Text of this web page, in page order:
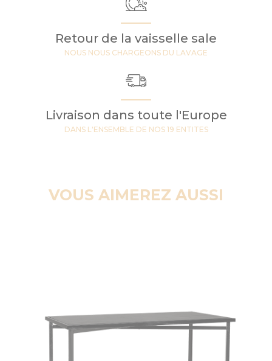
Retour de la vaisselle sale
NOUS NOUS CHARGEONS DU LAVAGE
Livraison dans toute l'Europe
DANS L'ENSEMBLE DE NOS 19 ENTITES
VOUS AIMEREZ AUSSI